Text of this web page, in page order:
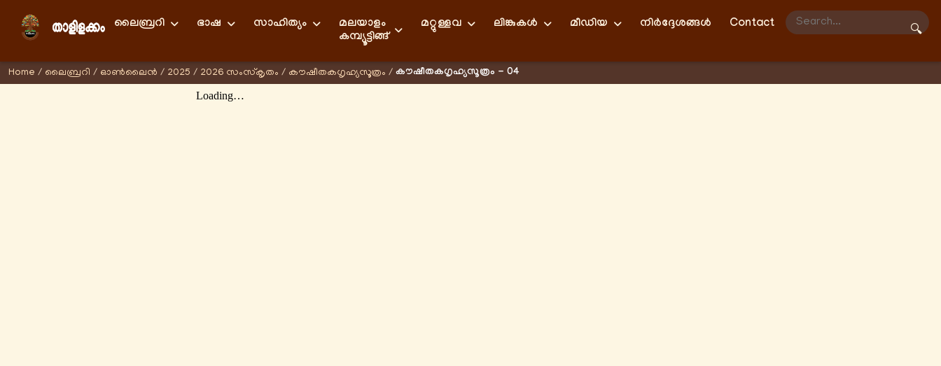
ലൈബ്രറി ഭാഷ സാഹിത്യം
മലയാളം
കമ്പ്യൂട്ടിങ്ങ്
മറ്റുള്ളവ ലിങ്കുകള്‍ മീഡിയ നിർദ്ദേശങ്ങൾ Contact
🔍
Home / ലൈബ്രറി / ഓണ്‍ലൈന്‍ / 2025 / 2026 സംസ്കൃതം / കൗഷീതകഗൃഹ്യസൂത്രം / കൗഷീതകഗൃഹ്യസൂത്രം - 04